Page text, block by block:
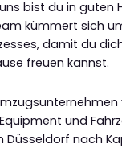
bist du in guten
kümmert sich
damit du
freuen kannst.
und
Düsseldorf nach